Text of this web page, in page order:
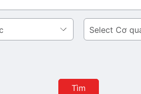
Cơ
quan
Tìm